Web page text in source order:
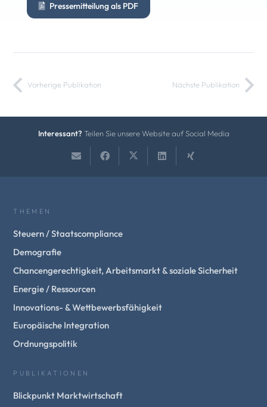
Pressemitteilung als PDF
Vorherige Publikation Nächste Publikation
Interessant? Teilen Sie unsere Website auf Social Media
THEMEN
Steuern / Staatscompliance
Demografie
Chancengerechtigkeit, Arbeitsmarkt & soziale Sicherheit
Energie / Ressourcen
Innovations- & Wettbewerbsfähigkeit
Europäische Integration
Ordnungspolitik
PUBLIKATIONEN
Blickpunkt Marktwirtschaft